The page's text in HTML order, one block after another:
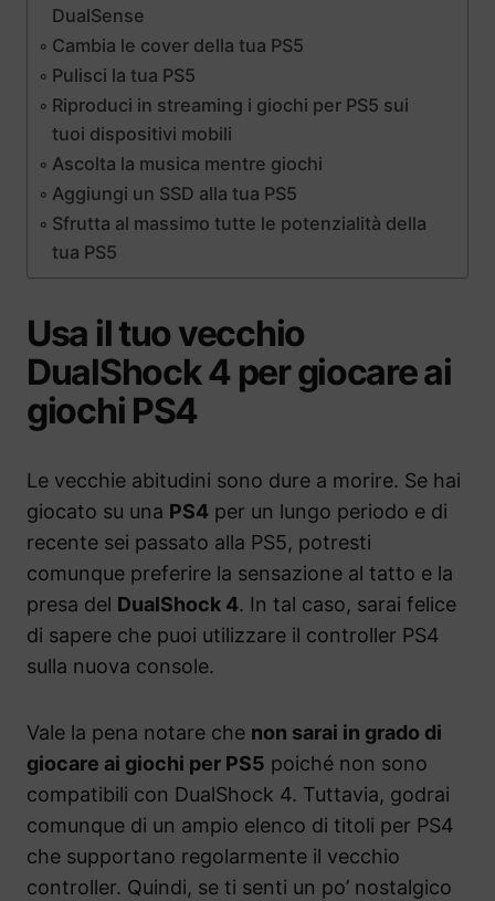
DualSense
Cambia le cover della tua PS5
Pulisci la tua PS5
Riproduci in streaming i giochi per PS5 sui
tuoi dispositivi mobili
Ascolta la musica mentre giochi
Aggiungi un SSD alla tua PS5
Sfrutta al massimo tutte le potenzialità della
tua PS5
Usa il tuo vecchio
DualShock 4 per giocare ai
giochi PS4
Le vecchie abitudini sono dure a morire. Se hai
giocato su una PS4 per un lungo periodo e di
recente sei passato alla PS5, potresti
comunque preferire la sensazione al tatto e la
presa del DualShock 4. In tal caso, sarai felice
di sapere che puoi utilizzare il controller PS4
sulla nuova console.
Vale la pena notare che non sarai in grado di
giocare ai giochi per PS5 poiché non sono
compatibili con DualShock 4. Tuttavia, godrai
comunque di un ampio elenco di titoli per PS4
che supportano regolarmente il vecchio
controller. Quindi, se ti senti un po’ nostalgico